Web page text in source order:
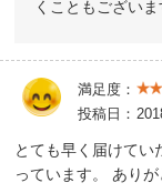
くこともござい
満足度：
投稿日：
とても早く届けてい
っています。 あり